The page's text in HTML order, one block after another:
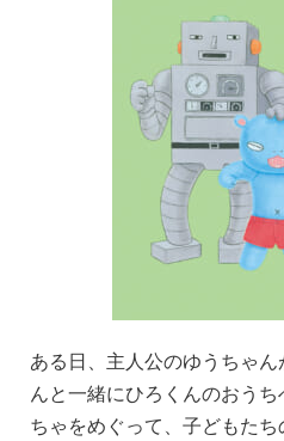
ある日、主人公のゆうちゃ
んと一緒にひろくんのおう
ちゃをめぐって、子どもた